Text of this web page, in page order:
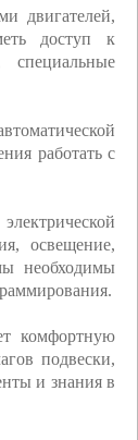
двигателей,
доступ к
специальные
работать с
освещение,
необходимы
комфортную
подвески,
и знания в